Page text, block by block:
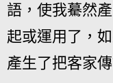
語，使我驀然
起或運用了，
產生了把客家